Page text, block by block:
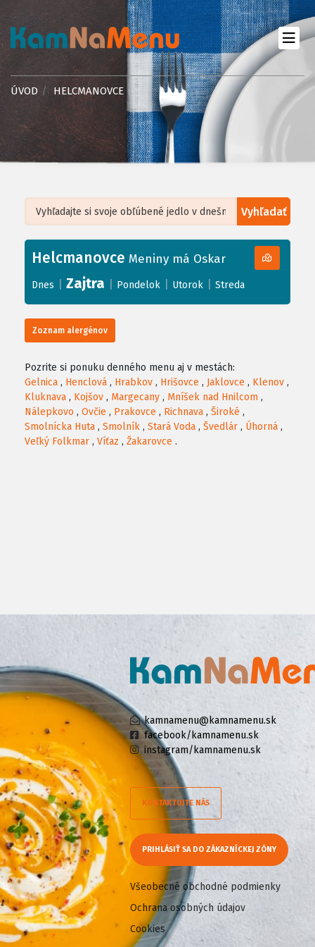
ÚVOD HELCMANOVCE
Vyhľadať
+
−
Leaflet| ©OpenStreetMap, Tiles courtesy ofHumanitarian OpenStreetMap
Helcmanovce Meniny má Oskar
Dnes Zajtra Pondelok Utorok Streda
Zoznam alergénov
Pozrite si ponuku denného menu aj v mestách:
Gelnica , Henclová , Hrabkov , Hrišovce , Jaklovce , Klenov ,
Kluknava , Kojšov , Margecany , Mníšek nad Hnilcom ,
Nálepkovo , Ovčie , Prakovce , Richnava , Široké ,
Smolnícka Huta , Smolník , Stará Voda , Švedlár , Úhorná ,
Veľký Folkmar , Víťaz , Žakarovce .
kamnamenu@kamnamenu.sk
facebook/kamnamenu.sk
instagram/kamnamenu.sk
KONTAKTUJTE NÁS
PRIHLÁSIŤ SA DO ZÁKAZNÍCKEJ ZÓNY
Všeobecné obchodné podmienky
Ochrana osobných údajov
Cookies